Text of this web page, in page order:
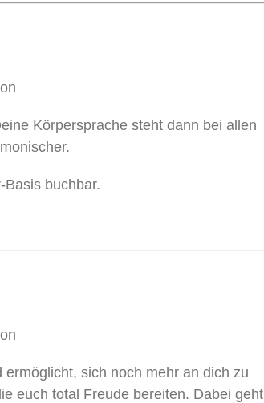
Körpersprache steht dann bei allen
buchbar.
sich noch mehr an dich zu
euch total Freude bereiten. Dabei geht